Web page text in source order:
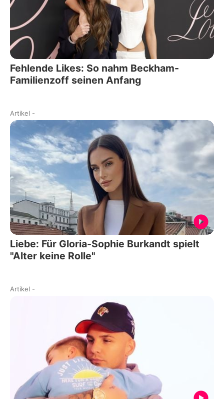
Fehlende Likes: So nahm Beckham-
Familienzoff seinen Anfang
Artikel -
Liebe: Für Gloria-Sophie Burkandt spielt
"Alter keine Rolle"
Artikel -